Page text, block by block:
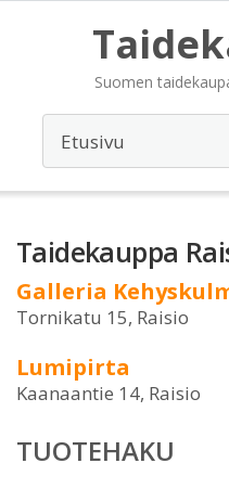
Suomen
Taidekauppa
Galleria
Tornikatu 15, Raisio
Lumipirta
Kaanaantie 14, Raisio
TUOTEHAKU